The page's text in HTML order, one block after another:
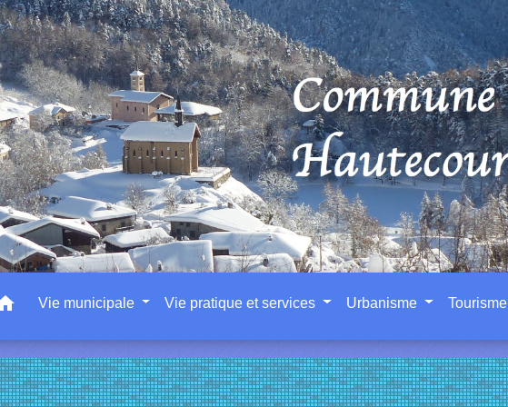
Vie municipale Vie pratique et services Urbanisme Tourisme